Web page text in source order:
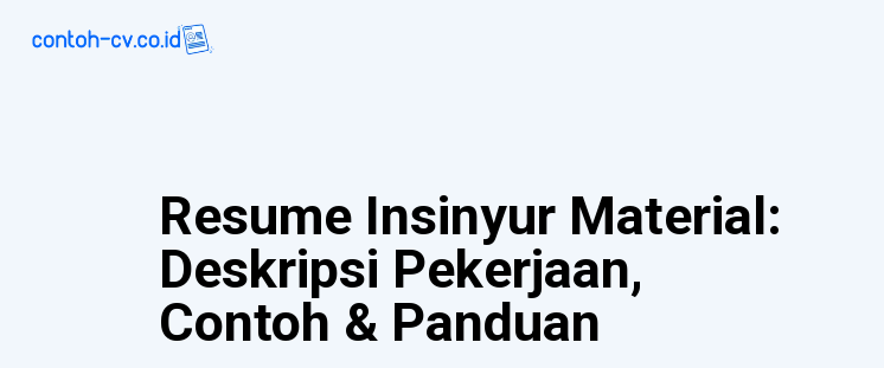
Resume Insinyur Material:
Deskripsi Pekerjaan,
Contoh & Panduan